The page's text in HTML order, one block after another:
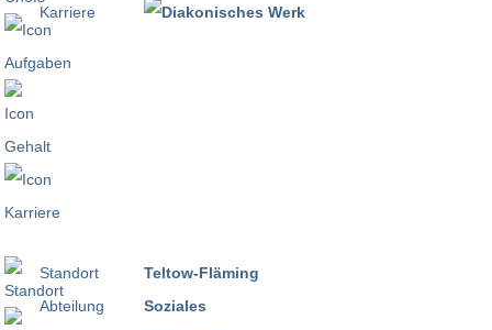
Karriere
Standort
Abteilung
Teltow-Fläming
Soziales